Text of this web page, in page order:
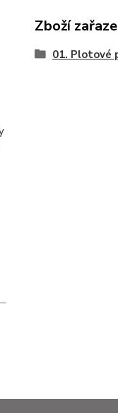
Zboží
01. Plotové